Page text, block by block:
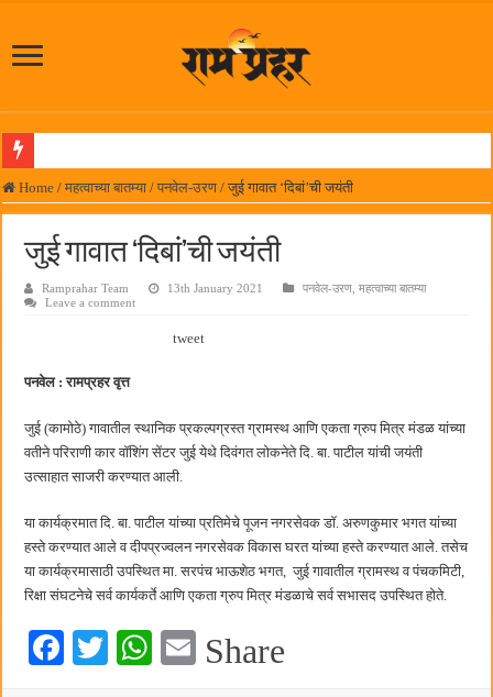
आमदार प्रशांत ठाकूर यांच्या उपस्थितीत विद्यार्थ्यांना रेनकोट, शिक्षकांना छत्री वाटप
समाजप्रिय नेतृत्व आमदार प्रशांत ठाकूर यांच्या वाढदिवसानिमित्त राज्यभरातून शुभेच्छांचा वर्षाव
पनवेलमध्ये ८ ऑगस्टला महारोजगार मेळावा
हर घर तिरंगा अभियानासंदर्भात पनवेलमध्ये बैठक
कामोठे येथे समाजोपयोगी वस्तूंच्या वाटपाचा उपक्रम
Home / महत्वाच्या बातम्या / पनवेल-उरण / जुई गावात ‘दिबां’ची जयंती
जुई गावात ‘दिबां’ची जयंती
Ramprahar Team 13th January 2021 पनवेल-उरण ,महत्वाच्या बातम्या
Leave a comment
tweet
पनवेल : रामप्रहर वृत्त
जुई (कामोठे) गावातील स्थानिक प्रकल्पग्रस्त ग्रामस्थ आणि एकता ग्रुप मित्र मंडळ यांच्या
वतीने परिराणी कार वॉशिंग सेंटर जुई येथे दिवंगत लोकनेते दि. बा. पाटील यांची जयंती
उत्साहात साजरी करण्यात आली.
या कार्यक्रमात दि. बा. पाटील यांच्या प्रतिमेचे पूजन नगरसेवक डॉ. अरुणकुमार भगत यांच्या
हस्ते करण्यात आले व दीपप्रज्वलन नगरसेवक विकास घरत यांच्या हस्ते करण्यात आले. तसेच
या कार्यक्रमासाठी उपस्थित मा. सरपंच भाऊशेठ भगत, जुई गावातील ग्रामस्थ व पंचकमिटी,
रिक्षा संघटनेचे सर्व कार्यकर्ते आणि एकता ग्रुप मित्र मंडळाचे सर्व सभासद उपस्थित होते.
Fa T
W E
Share